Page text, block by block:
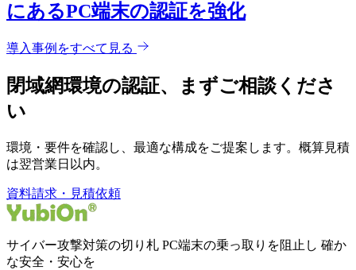
にあるPC端末の認証を強化
導入事例をすべて見る
閉域網環境の認証、まずご相談くださ
い
環境・要件を確認し、最適な構成をご提案します。概算見積
は翌営業日以内。
資料請求・見積依頼
サイバー攻撃対策の切り札 PC端末の乗っ取りを阻止し 確か
な安全・安心を